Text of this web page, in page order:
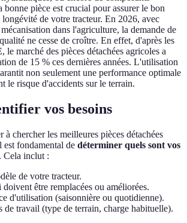
bonne pièce est crucial pour assurer le bon
de votre tracteur. En 2026, avec
dans l'agriculture, la demande de
ne cesse de croître. En effet, d'après les
, le marché des pièces détachées agricoles a
de 15 % ces dernières années. L'utilisation
non seulement une performance optimale
le risque d'accidents sur le terrain.
vos besoins
à chercher les meilleures pièces détachées
fondamental de déterminer quels sont vos
. Cela inclut :
de votre tracteur.
être remplacées ou améliorées.
d'utilisation (saisonnière ou quotidienne).
de travail (type de terrain, charge habituelle).